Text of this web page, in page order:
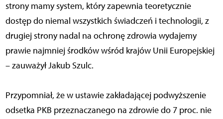
strony mamy system, który zapewnia teoretycznie
dostęp do niemal wszystkich świadczeń i technologii, z
drugiej strony nadal na ochronę zdrowia wydajemy
prawie najmniej środków wśród krajów Unii Europejskiej
– zauważył Jakub Szulc.
Przypomniał, że w ustawie zakładającej podwyższenie
odsetka PKB przeznaczanego na zdrowie do 7 proc. nie